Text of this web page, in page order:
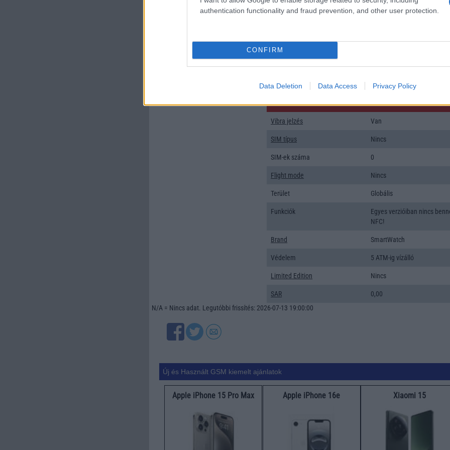
authentication functionality and fraud prevention, and other user protection.
CONFIRM
Data Deletion Data Access Privacy Policy
Organizer Nincs
Office alkalmazások
Extrák Nincs
Vibra jelzés Van
SIM típus Nincs
SIM-ek száma 0
Flight mode Nincs
Terület Globális
Funkciók
Egyes verzióiban nincs
NFC!
Brand SmartWatch
Védelem 5 ATM-ig vízálló
Limited Edition Nincs
SAR
0,00
N/A = Nincs adat. Legutóbbi frissítés: 2026-07-13 19:00:00
Új és Használt GSM kiemelt ajánlatok
Apple iPhone 15 Pro Max Apple iPhone 16e Xiaomi 15